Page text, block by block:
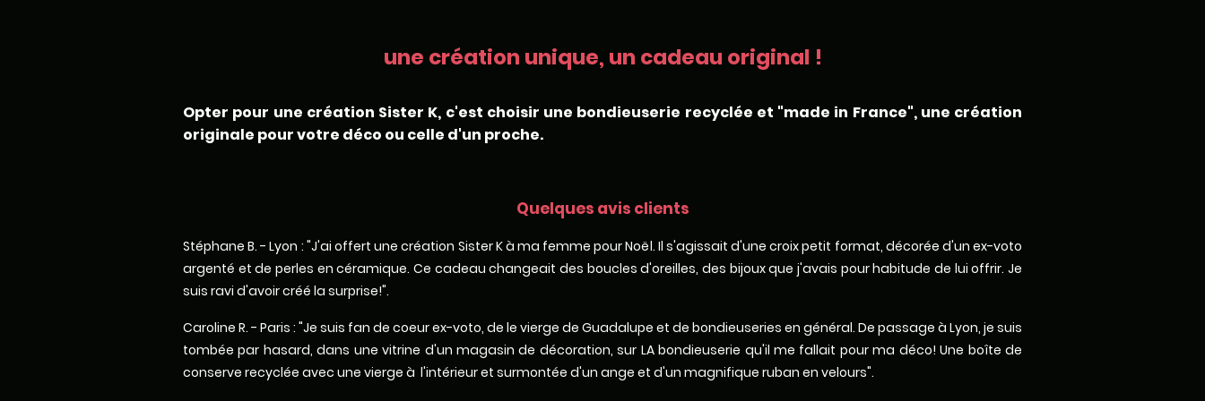
une création unique, un cadeau original !
Opter pour une création Sister K, c'est choisir une bondieuserie recyclée et "made in France", une création
originale pour votre déco ou celle d'un proche.
Quelques avis clients
Stéphane B. - Lyon : "J'ai offert une création Sister K à ma femme pour Noël. Il s'agissait d'une croix petit format, décorée d'un ex-voto
argenté et de perles en céramique. Ce cadeau changeait des boucles d'oreilles, des bijoux que j'avais pour habitude de lui offrir. Je
suis ravi d'avoir créé la surprise!".
Caroline R. - Paris : "Je suis fan de coeur ex-voto, de le vierge de Guadalupe et de bondieuseries en général. De passage à Lyon, je suis
tombée par hasard, dans une vitrine d'un magasin de décoration, sur LA bondieuserie qu'il me fallait pour ma déco! Une boîte de
conserve recyclée avec une vierge à l'intérieur et surmontée d'un ange et d'un magnifique ruban en velours".